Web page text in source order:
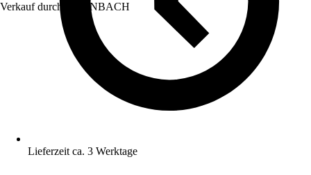
Verkauf durch: HORNBACH
Lieferzeit ca. 3 Werktage